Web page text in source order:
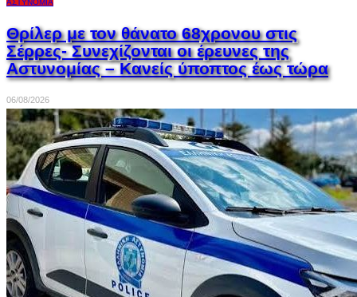
Θρίλερ με τον θάνατο 68χρονου στις
Σέρρες- Συνεχίζονται οι έρευνες της
Αστυνομίας – Κανείς ύποπτος έως τώρα
06/08/2026